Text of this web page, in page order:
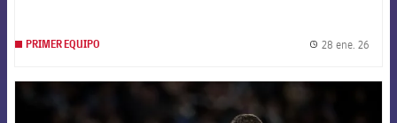
PRIMER EQUIPO 28 ene. 26